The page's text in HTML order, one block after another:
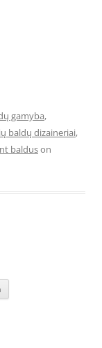
gamyba,
baldų dizaineriai,
balduson